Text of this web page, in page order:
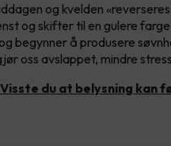
og kvelden
og skifter til en gulere
begynner å produsere
oss avslappet, mindre
Visste du at belysning kan